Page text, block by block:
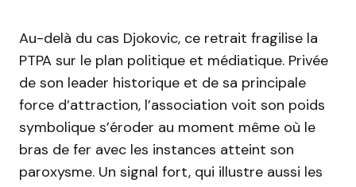
Au-delà du cas Djokovic, ce retrait fragilise la
PTPA sur le plan politique et médiatique. Privée
de son leader historique et de sa principale
force d’attraction, l’association voit son poids
symbolique s’éroder au moment même où le
bras de fer avec les instances atteint son
paroxysme. Un signal fort, qui illustre aussi les